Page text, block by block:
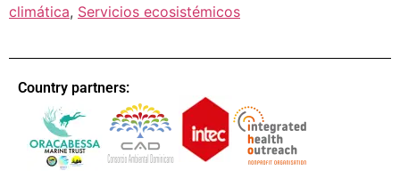
climática, Servicios ecosistémicos
Country partners: